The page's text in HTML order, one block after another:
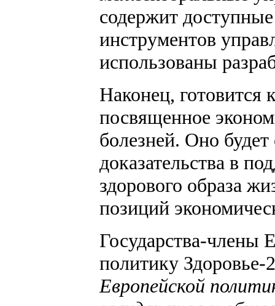
содержит
инструментов
использованы
Наконец, готовится
посвященное
болезней. Оно
доказательства в
здорового образа
позиций
Государства-члены
политику
Европейской